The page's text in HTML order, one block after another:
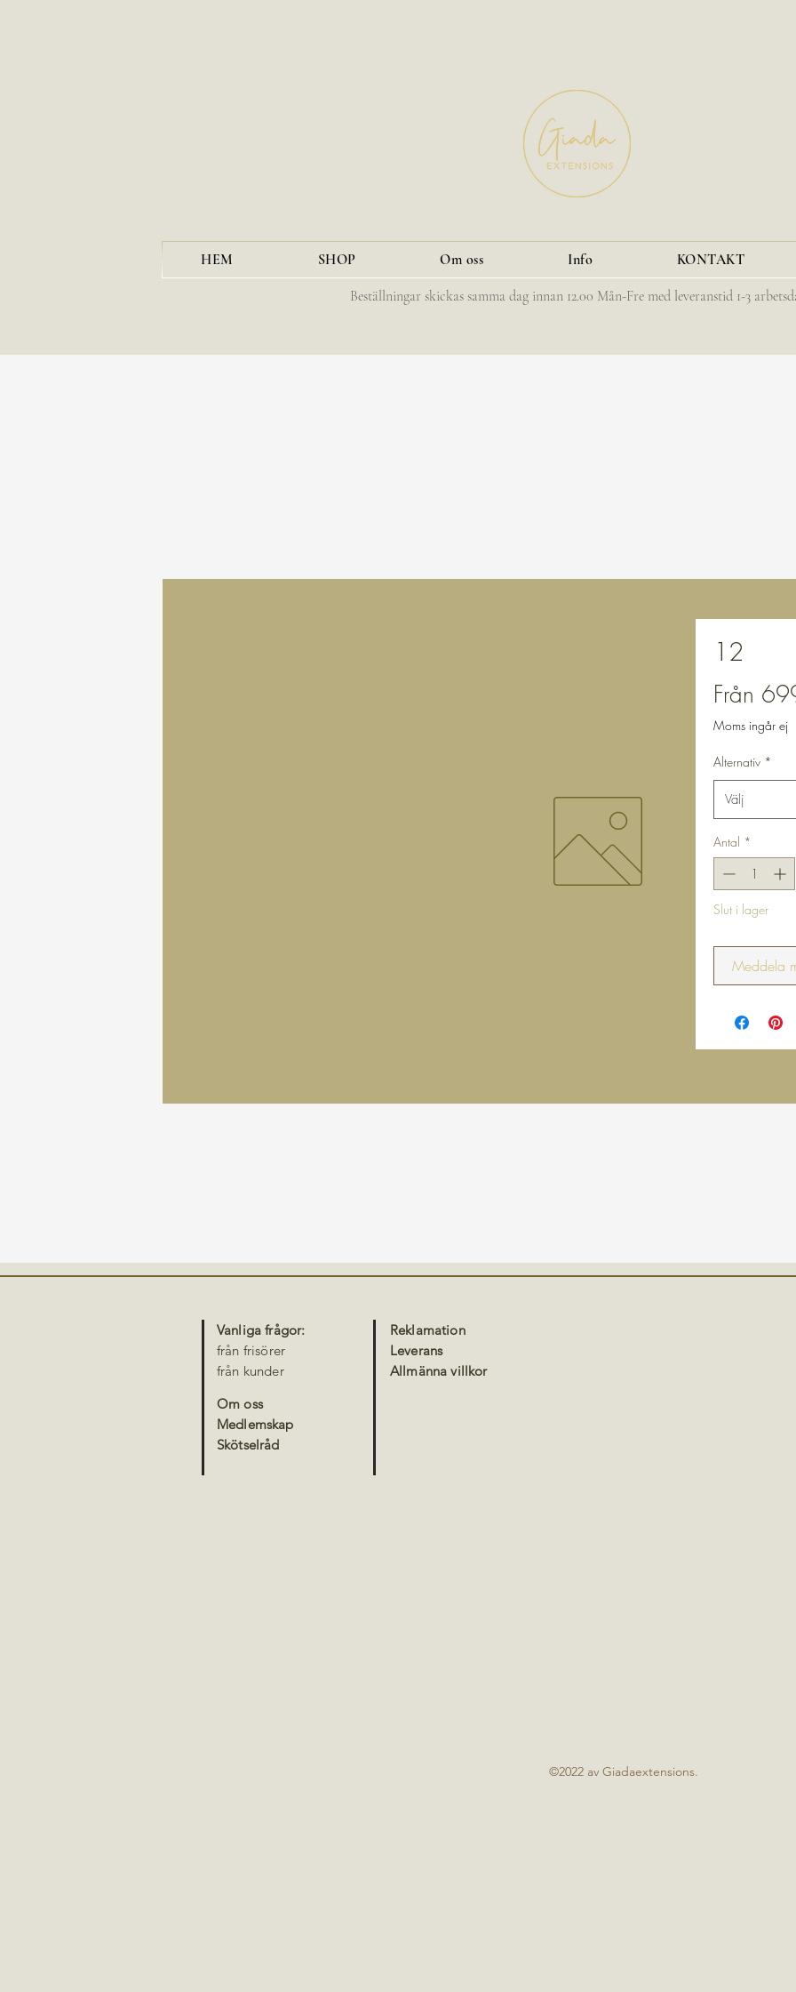
HEM SHOP Om oss Info KONTAKT
Beställningar skickas samma dag innan 12.00 Mån-Fre med leveranstid 1-3
12
Från
Moms ingår ej
Alternativ *
Välj
Antal *
Slut i lager
Meddela
Vanliga frågor:
från frisörer
från kunder
Om oss
Medlemskap
Skötselråd
Reklamation
Leverans
Allmänna villkor
©2022 av Giadaextensions.